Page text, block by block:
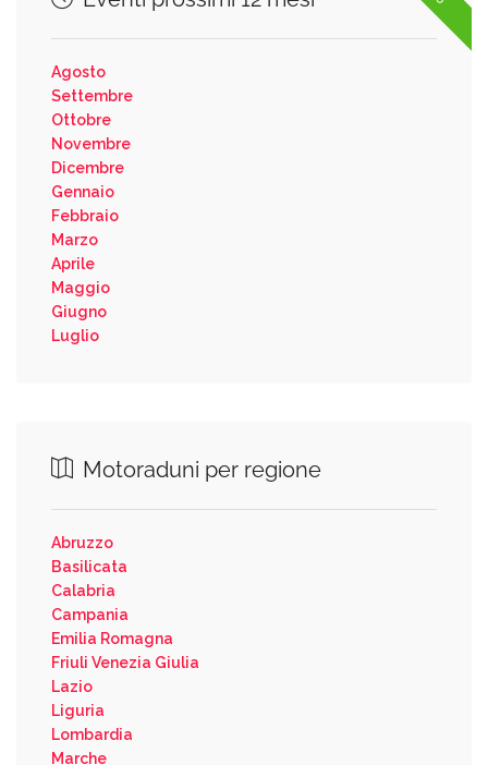
Agosto
Settembre
Ottobre
Novembre
Dicembre
Gennaio
Febbraio
Marzo
Aprile
Maggio
Giugno
Luglio
Motoraduni per regione
Abruzzo
Basilicata
Calabria
Campania
Emilia Romagna
Friuli Venezia Giulia
Lazio
Liguria
Lombardia
Marche